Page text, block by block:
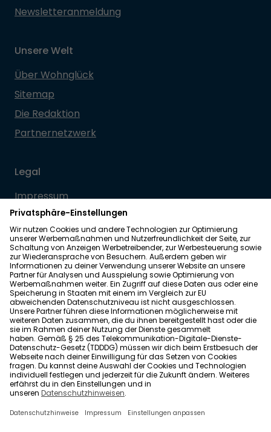
Newsletteranmeldung
Unsere Welt
Über Wohnglück
Sitemap
Die Redaktion
Partnernetzwerk
Legal
Impressum
Datenschutz
Allgemeine Geschäftsbedingungen
Barrierefreiheit
Wohnglück folgen